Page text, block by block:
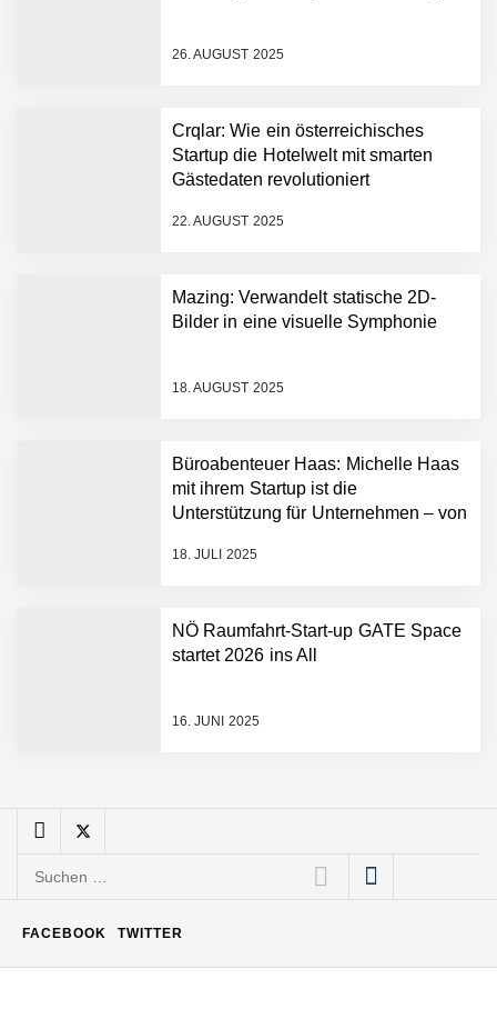
26. AUGUST 2025
Crqlar: Wie ein österreichisches
Startup die Hotelwelt mit smarten
Gästedaten revolutioniert
22. AUGUST 2025
Mazing: Verwandelt statische 2D-
Bilder in eine visuelle Symphonie
18. AUGUST 2025
Büroabenteuer Haas: Michelle Haas
mit ihrem Startup ist die
Unterstützung für Unternehmen – von
18. JULI 2025
NÖ Raumfahrt-Start-up GATE Space
startet 2026 ins All
16. JUNI 2025
Portrait
Tabuthema Schwitzen?
Dieses Salzburger Startup
hat die Lösung!
Fabian Rauch von Crqlar
Crqlar: Wie ein
österreichisches Startup die
Manuel Messner von
Mazing: Verwandelt
statische 2D-Bilder in eine
visuelle Symphonie
Michelle Haas von
NÖ Raumfahrt-Start-up
Suchen
FACEBOOK TWITTER